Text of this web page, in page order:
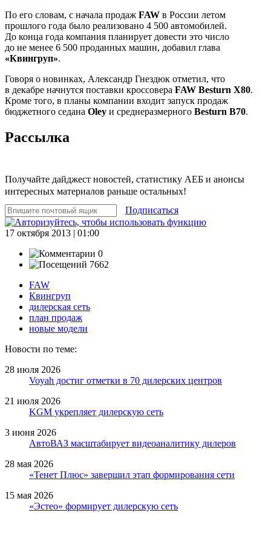
По его словам, с начала продаж FAW в России летом
прошлого года было реализовано 4 500 автомобилей.
До конца года компания планирует довести это число
до не менее 6 500 проданных машин, добавил глава
«Квингруп».
Говоря о новинках, Александр Гнездюк отметил, что
в декабре начнутся поставки кроссовера FAW Besturn X80.
Кроме того, в планы компании входит запуск продаж
бюджетного седана Oley и среднеразмерного Besturn B70.
Рассылка
Получайте дайджест новостей, статистику АЕБ и анонсы
интересных материалов раньше остальных!
Подписаться
17 октября 2013 | 01:00
0
7662
FAW
Квингруп
дилерская сеть
план продаж
новые модели
Новости по теме:
28 июля 2026
Voyah достиг отметки в 70 дилерских центров
21 июля 2026
KGM укрепляет дилерскую сеть
3 июня 2026
АвтоВАЗ масштабирует видеоаналитику дилеров
28 мая 2026
«Тенет Плюс» завершил этап формирования сети
15 мая 2026
«Эстео» формирует дилерскую сеть